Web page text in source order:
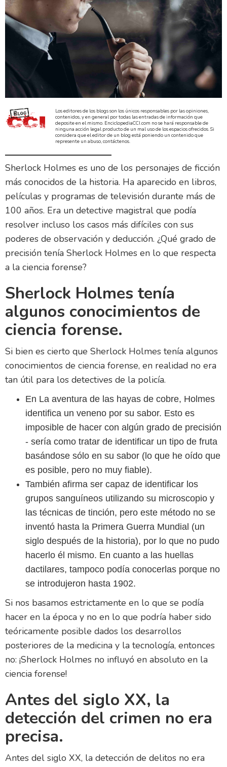
Los editores de los blogs son los únicos responsables por las opiniones,
contenidos, y en general por todas las entradas de información que
deposite en el mismo. EnciclopediaCCI.com no se hará responsable de
ninguna acción legal producto de un mal uso de los espacios ofrecidos. Si
considera que el editor de un blog está poniendo un contenido que
represente un abuso, contáctenos.
Sherlock Holmes es uno de los personajes de ficción
más conocidos de la historia. Ha aparecido en libros,
películas y programas de televisión durante más de
100 años. Era un detective magistral que podía
resolver incluso los casos más difíciles con sus
poderes de observación y deducción. ¿Qué grado de
precisión tenía Sherlock Holmes en lo que respecta
a la ciencia forense?
Sherlock Holmes tenía
algunos conocimientos de
ciencia forense.
Si bien es cierto que Sherlock Holmes tenía algunos
conocimientos de ciencia forense, en realidad no era
tan útil para los detectives de la policía.
En La aventura de las hayas de cobre, Holmes
identifica un veneno por su sabor. Esto es
imposible de hacer con algún grado de precisión
- sería como tratar de identificar un tipo de fruta
basándose sólo en su sabor (lo que he oído que
es posible, pero no muy fiable).
También afirma ser capaz de identificar los
grupos sanguíneos utilizando su microscopio y
las técnicas de tinción, pero este método no se
inventó hasta la Primera Guerra Mundial (un
siglo después de la historia), por lo que no pudo
hacerlo él mismo. En cuanto a las huellas
dactilares, tampoco podía conocerlas porque no
se introdujeron hasta 1902.
Si nos basamos estrictamente en lo que se podía
hacer en la época y no en lo que podría haber sido
teóricamente posible dados los desarrollos
posteriores de la medicina y la tecnología, entonces
no: ¡Sherlock Holmes no influyó en absoluto en la
ciencia forense!
Antes del siglo XX, la
detección del crimen no era
precisa.
Antes del siglo XX, la detección de delitos no era